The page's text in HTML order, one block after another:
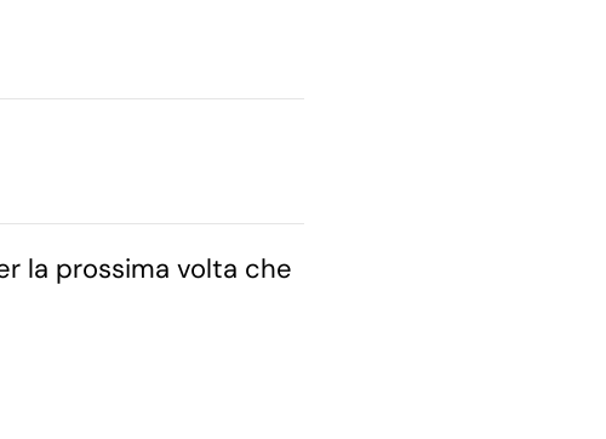
la prossima volta che